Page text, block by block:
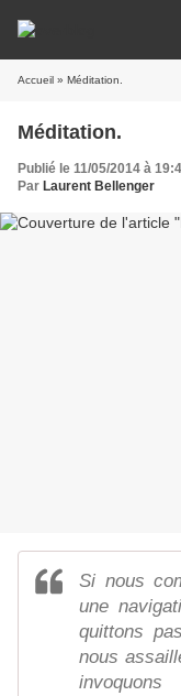
Accueil » Méditation.
Méditation.
Publié le 11/05/2014 à
Par Laurent Bellenger
Si nous
une
quittons
nous